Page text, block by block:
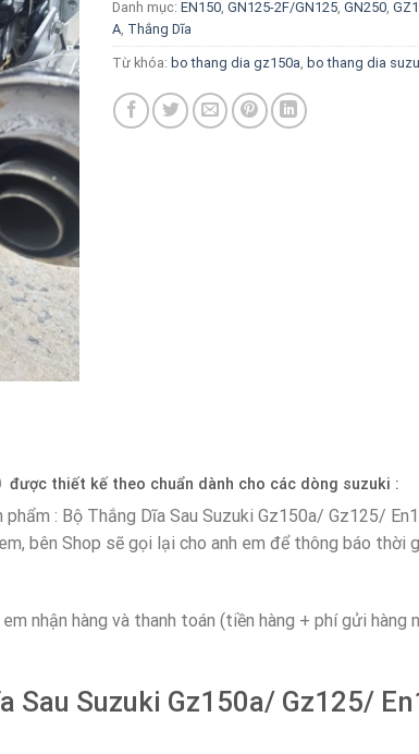
Danh mục: EN150, GN125-2F/GN125, GN250,
A, Thắng Dĩa
Từ khóa: bo thang dia gz150a bo thang dia
được thiết kế theo chuẩn dành cho các dòng suzuki :
: Bộ Thắng Dĩa Sau Suzuki Gz150a/ Gz125/
bên Shop sẽ gọi lại cho anh em để thông báo thời
nhận hàng và thanh toán (tiền hàng + phí gửi hàng
Sau Suzuki Gz150a/ Gz125/